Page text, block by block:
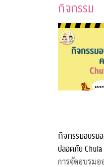
กิจกรรม
กิจกรรมอบรม
ปลอดภัย
การจัดอบรม